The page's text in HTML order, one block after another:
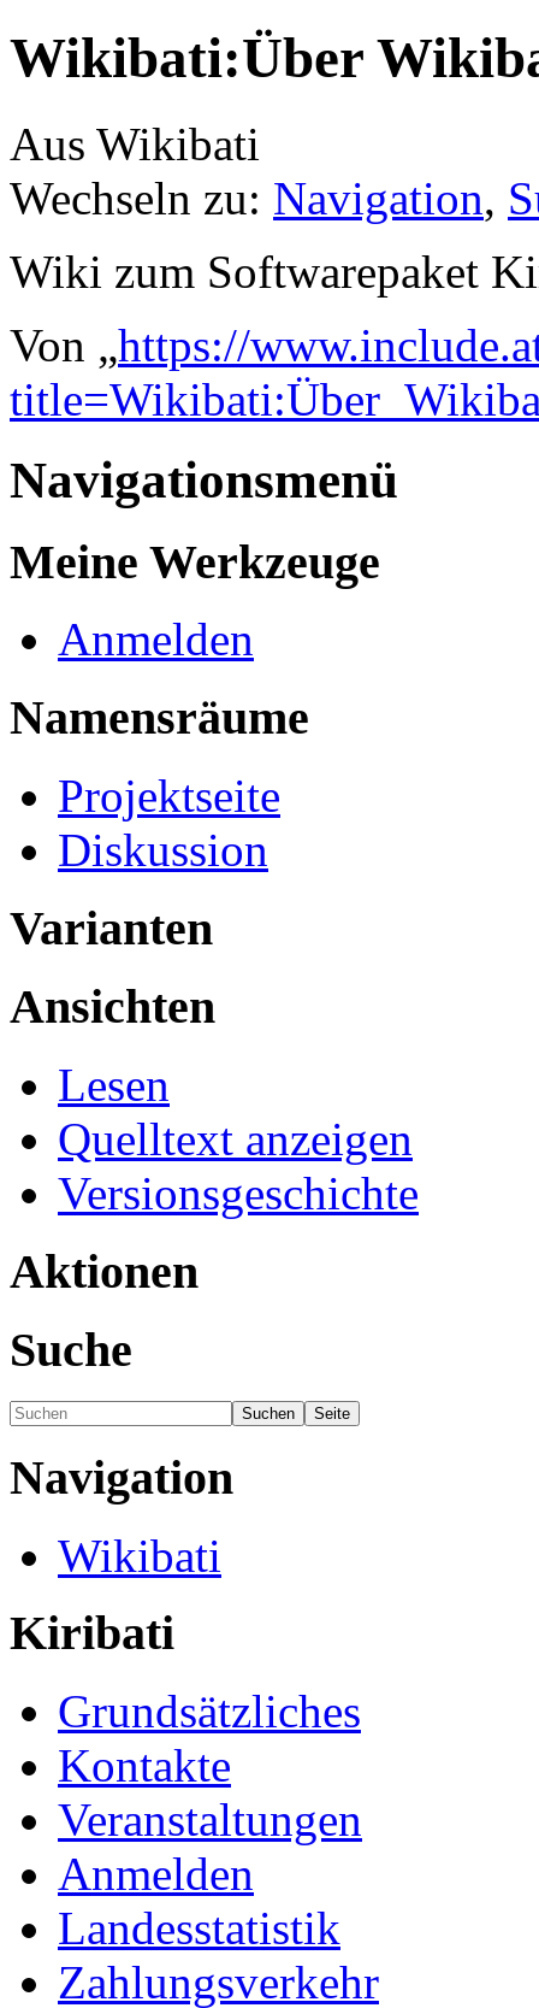
Wikibati:Über
Aus Wikibati
Wechseln zu: Navigation,
Wiki zum Softwarepaket
Von „https://
Navigationsmenü
Meine Werkzeuge
Anmelden
Namensräume
Projektseite
Diskussion
Varianten
Ansichten
Lesen
Quelltext anzeigen
Versionsgeschichte
Aktionen
Suche
Navigation
Wikibati
Kiribati
Grundsätzliches
Kontakte
Veranstaltungen
Anmelden
Landesstatistik
Zahlungsverkehr